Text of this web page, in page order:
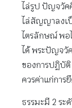
ไล่รูป ปัญจวัค
ไล่สัญญาลงเ
ไตรลักษณ์ พ
ได้ พระปัญจวั
ของการปฏิบั
ควรค่าแก่การ
ธรรมะมี 2 ระ